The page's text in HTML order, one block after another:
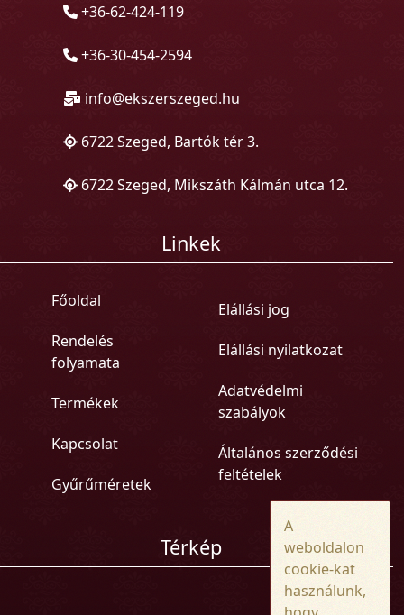
+36-62-424-119
+36-30-454-2594
info@ekszerszeged.hu
6722 Szeged, Bartók tér 3.
6722 Szeged, Mikszáth Kálmán utca 12.
Linkek
Főoldal
Rendelés
folyamata
Termékek
Kapcsolat
Gyűrűméretek
Elállási jog
Elállási nyilatkozat
Adatvédelmi
szabályok
Általános szerződési
feltételek
Térkép
A
weboldalon
cookie-kat
használunk,